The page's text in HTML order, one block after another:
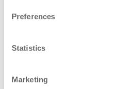
Preferences
Statistics
Marketing
Tekenen : Expressies
De leerlingen krijgen uitleg
gezicht en hoe bij deze